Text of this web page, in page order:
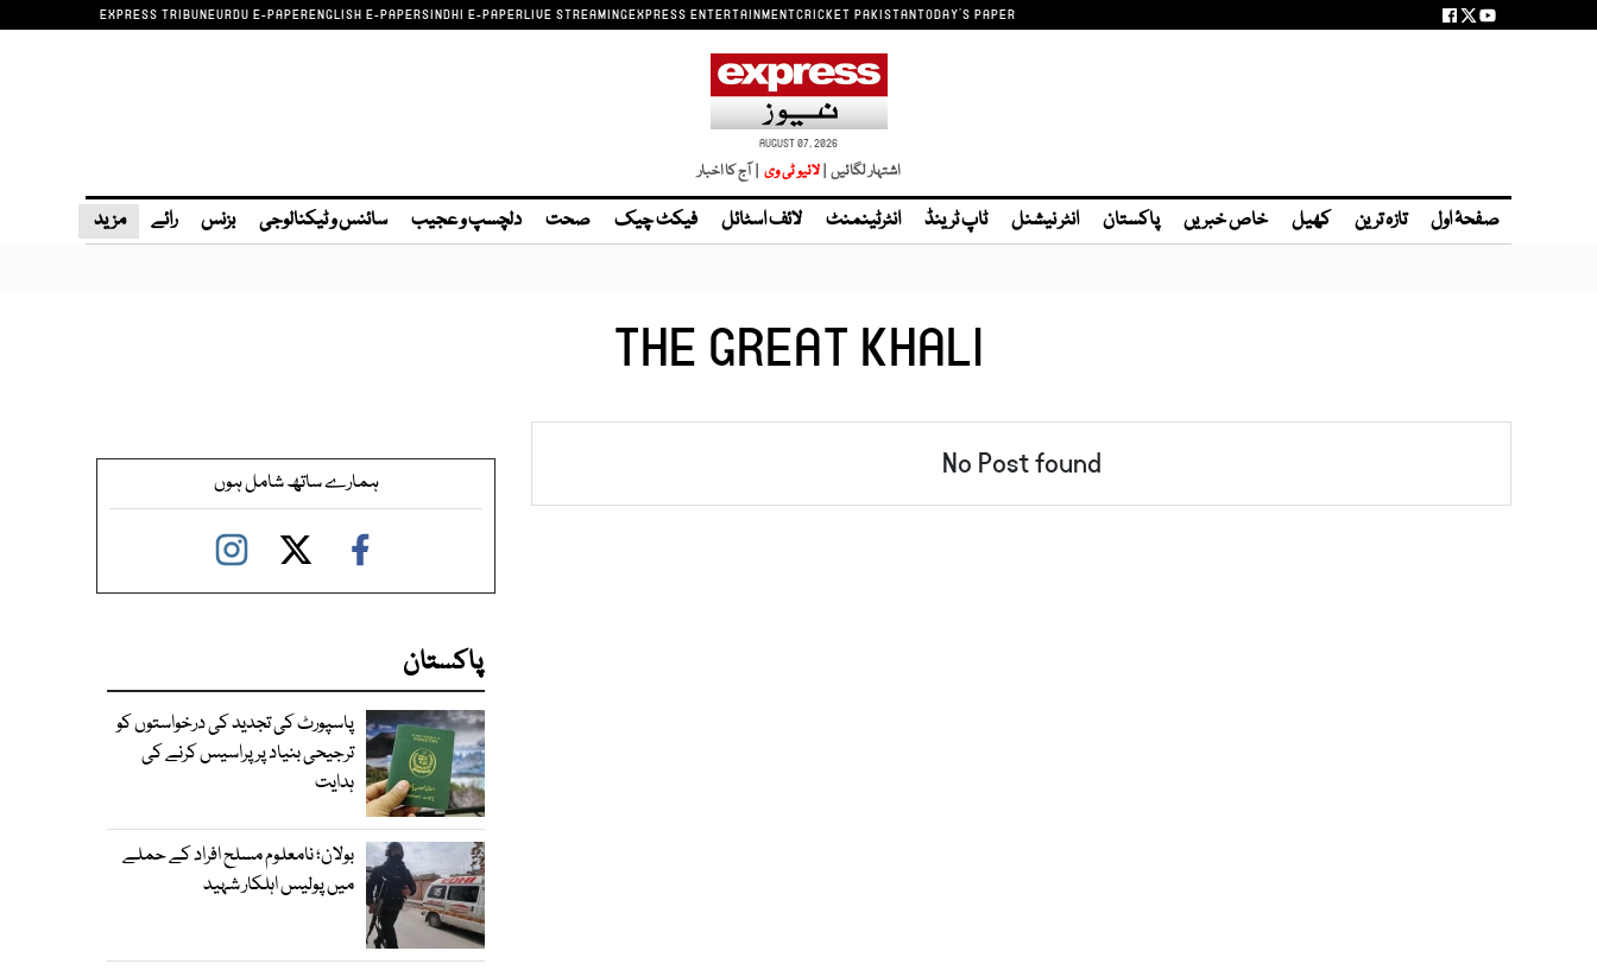
EXPRESS TRIBUNEURDU E-PAPERENGLISH E-PAPERSINDHI E-PAPERLIVE STREAMINGEXPRESS ENTERTAINMENTCRICKET PAKISTANTODAY'S PAPER
AUGUST 07, 2026
اشتہار لگائیں | | آج کا اخبار
صفحۂ اول تازہ ترین کھیل خاص خبریں پاکستان انٹر نیشنل ٹاپ ٹرینڈ انٹرٹینمنٹ لائف اسٹائل فیکٹ چیک صحت دلچسپ و عجیب سائنس و ٹیکنالوجی بزنس رائے مزید
THE GREAT KHALI
No Post found ہمارے ساتھ شامل ہوں
پاکستان
پاسپورٹ کی تجدید کی درخواستوں کو
ترجیحی بنیاد پر پراسیس کرنے کی
ہدایت
بولان؛ نامعلوم مسلح افراد کے حملے
میں پولیس اہلکار شہید